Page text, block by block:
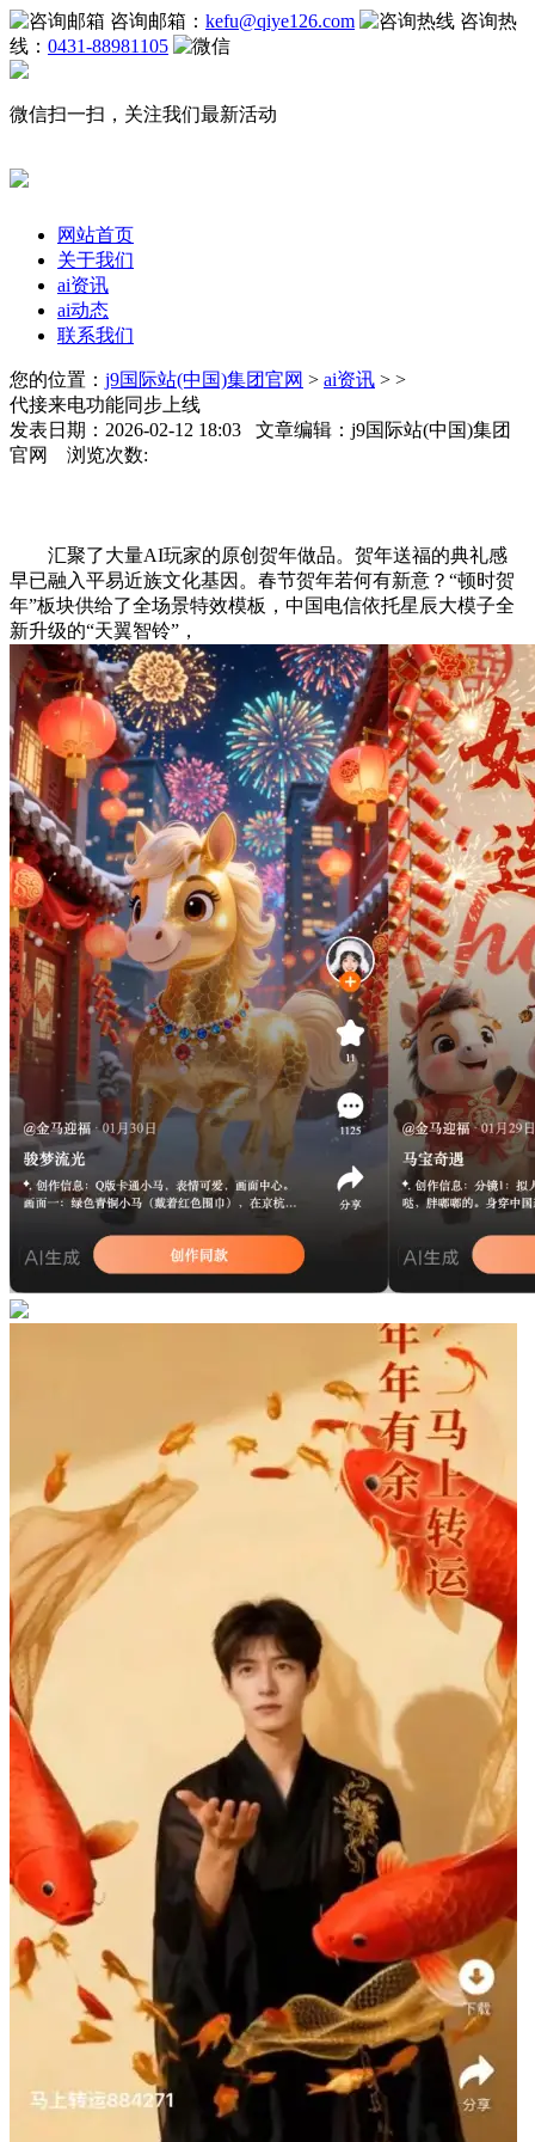
咨询邮箱： kefu@qiye126.com
咨询热
线： 0431-88981105
微信扫一扫，关注我们最新活动
网站首页
关于我们
ai资讯
ai动态
联系我们
您的位置： j9国际站(中国)集团官网 > ai资讯 > >
代接来电功能同步上线
发表日期：2026-02-12 18:03 文章编辑：j9国际站(中国)集团
官网 浏览次数:
汇聚了大量AI玩家的原创贺年做品。贺年送福的典礼感
早已融入平易近族文化基因。春节贺年若何有新意？“顿时贺
年”板块供给了全场景特效模板，中国电信依托星辰大模子全
新升级的“天翼智铃”，